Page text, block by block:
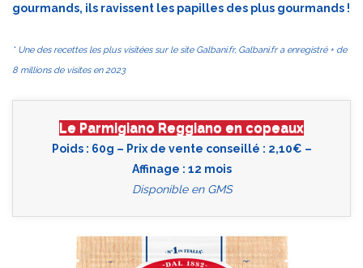
gourmands, ils ravissent les papilles des plus gourmands !
* Une des recettes les plus visitées sur le site Galbani.fr, Galbani.fr a enregistré + de
8 millions de visites en 2023
Le Parmigiano Reggiano en copeaux
Poids : 60g – Prix de vente conseillé : 2,10€ –
Affinage : 12 mois
Disponible en GMS